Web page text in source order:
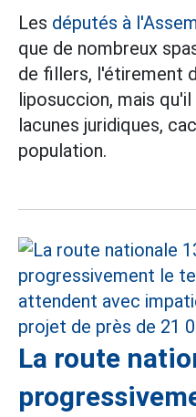
Les députés à
que de nombreux
de fillers, l'étirement
liposuccion, mais
lacunes juridiques,
population.
La route